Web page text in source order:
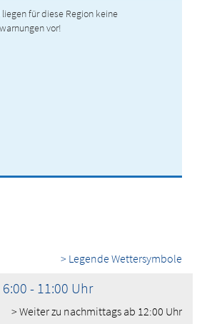
für diese Region keine
vor!
> Legende Wettersymbole
- 11:00 Uhr
> Weiter zu nachmittags ab 12:00 Uhr